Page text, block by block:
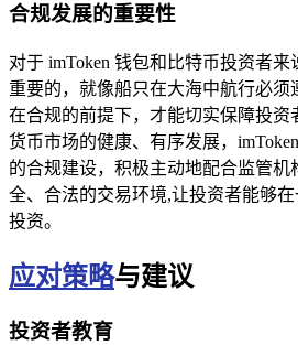
合规发展的重要性
对于 imToken 钱包和比特币投资者
重要的，就像船只在大海中航行必须
在合规的前提下，才能切实保障投资
货币市场的健康、有序发展，
的合规建设，积极主动地配合监管机
全、合法的交易环境,让投资者能够
投资。
应对策略与建议
投资者教育